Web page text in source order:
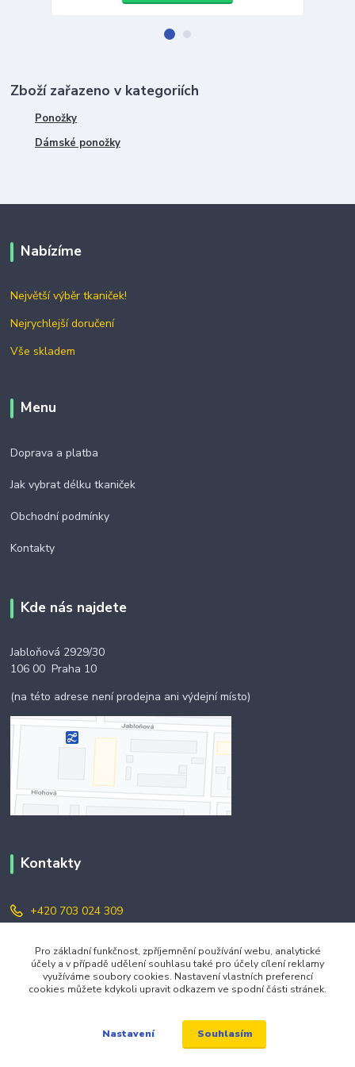
Zboží zařazeno v kategoriích
Ponožky
Dámské ponožky
Nabízíme
Největší výběr tkaniček!
Nejrychlejší doručení
Vše skladem
Menu
Doprava a platba
Jak vybrat délku tkaniček
Obchodní podmínky
Kontakty
Kde nás najdete
Jabloňová 2929/30
106 00 Praha 10
(na této adrese není prodejna ani výdejní místo)
Kontakty
+420 703 024 309
objednavky@zavazuj.cz
Pro základní funkčnost, zpříjemnění používání webu, analytické
účely a v případě udělení souhlasu také pro účely cílení reklamy
využíváme soubory cookies. Nastavení vlastních preferencí
cookies můžete kdykoli upravit odkazem ve spodní části stránek.
Nastavení Souhlasím